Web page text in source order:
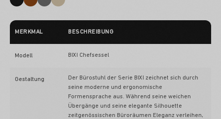
MERKMAL BESCHREIBUNG
Modell BIXI Chefsessel
Gestaltung
Der Bürostuhl der Serie BIXI zeichnet sich durch
seine moderne und ergonomische
Formensprache aus. Während seine weichen
Übergänge und seine elegante Silhouette
zeitgenössischen Büroräumen Eleganz verleihen,